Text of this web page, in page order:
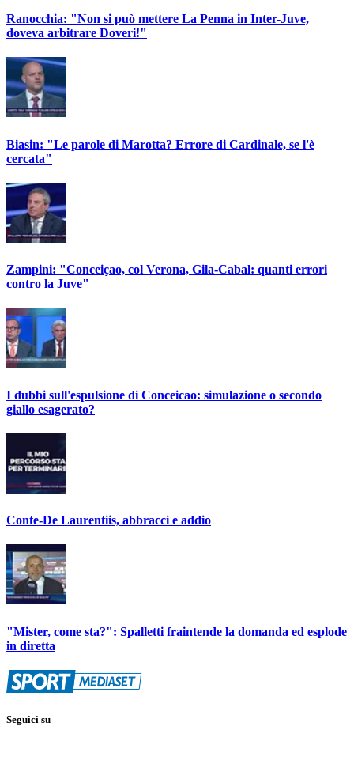
Ranocchia: "Non si può mettere La Penna in Inter-Juve,
doveva arbitrare Doveri!"
Biasin: "Le parole di Marotta? Errore di Cardinale, se l'è
cercata"
Zampini: "Conceiçao, col Verona, Gila-Cabal: quanti errori
contro la Juve"
I dubbi sull'espulsione di Conceicao: simulazione o secondo
giallo esagerato?
Conte-De Laurentiis, abbracci e addio
"Mister, come sta?": Spalletti fraintende la domanda ed esplode
in diretta
Seguici su